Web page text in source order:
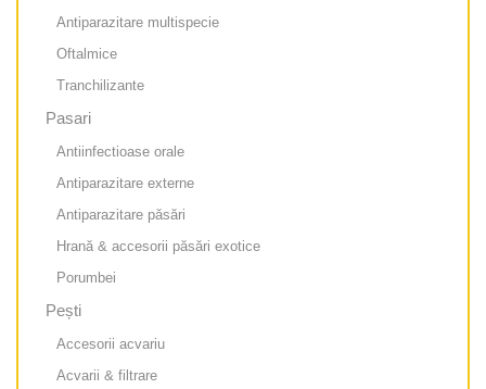
Antiparazitare multispecie
Oftalmice
Tranchilizante
Pasari
Antiinfectioase orale
Antiparazitare externe
Antiparazitare păsări
Hrană & accesorii păsări exotice
Porumbei
Pești
Accesorii acvariu
Acvarii & filtrare